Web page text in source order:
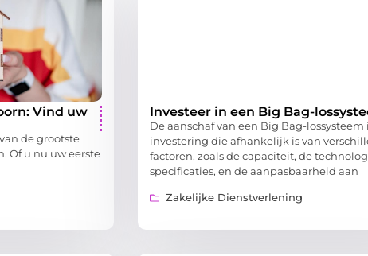
Vind uw
de grootste
Of u nu uw eerste
Investeer in een Big Bag-
De aanschaf van een Big Bag-lossysteem
investering die afhankelijk is van
factoren, zoals de capaciteit, de
specificaties, en de aanpasbaarheid aan
Zakelijke Dienstverlening